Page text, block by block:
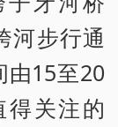
河步行通
由15至20
关注的